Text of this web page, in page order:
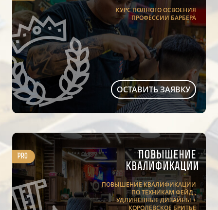
КУРС ПОЛНОГО ОСВОЕНИЯ
ПРОФЕССИИ БАРБЕРА
ОСТАВИТЬ ЗАЯВКУ
Pro
Повышение
квалификации
ПОВЫШЕНИЕ КВАЛИФИКАЦИИ
ПО ТЕХНИКАМ ФЕЙД ,
УДЛИНЕННЫЕ ДИЗАЙНЫ +
КОРОЛЕВСКОЕ БРИТЬЕ